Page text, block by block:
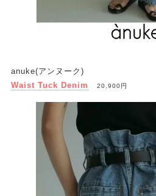
anuke(アンヌーク)
Waist Tuck Denim
20,900円